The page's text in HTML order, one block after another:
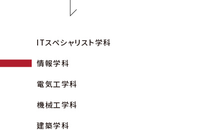
ITスペシャリスト学科
情報学科
電気工学科
機械工学科
建築学科